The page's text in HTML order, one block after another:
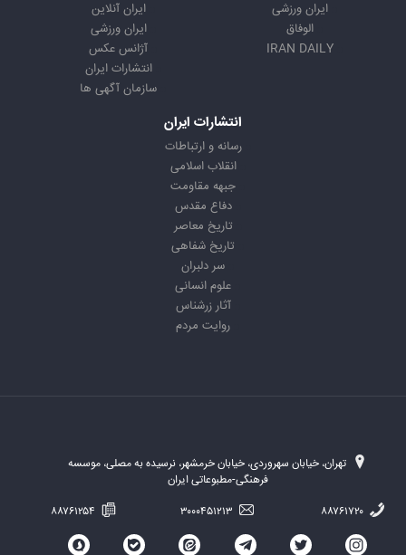
ایران ورزشی
الوفاق
IRAN DAILY
ایران آنلاین
ایران ورزشی
آژانس عکس
انتشارات ایران
سازمان آگهی ها
انتشارات ایران
رسانه و ارتباطات
انقلاب اسلامی
جبهه مقاومت
دفاع مقدس
تاریخ معاصر
تاریخ شفاهی
سر دلبران
علوم انسانی
آثار زرشناس
روایت مردم
تهران، خیابان سهروردی، خیابان خرمشهر، نرسیده به مصلی، موسسه
فرهنگی-مطبوعاتی ایران